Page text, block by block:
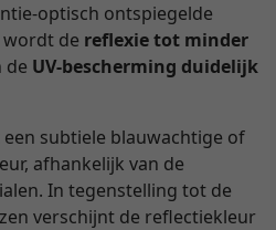
optisch ontspiegelde
wordt de reflexie tot minder
de UV-bescherming duidelijk
subtiele blauwachtige of
afhankelijk van de
In tegenstelling tot de
verschijnt de reflectiekleur